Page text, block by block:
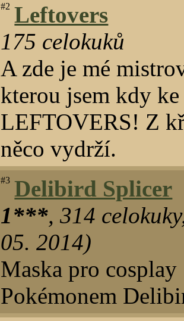
#2 Leftovers
175 celokuků
A zde je mé
kterou jsem kdy
LEFTOVERS! Z
něco vydrží.
#3 Delibird Splicer
1***,314 celokuky
05. 2014)
Maska pro
Pokémonem